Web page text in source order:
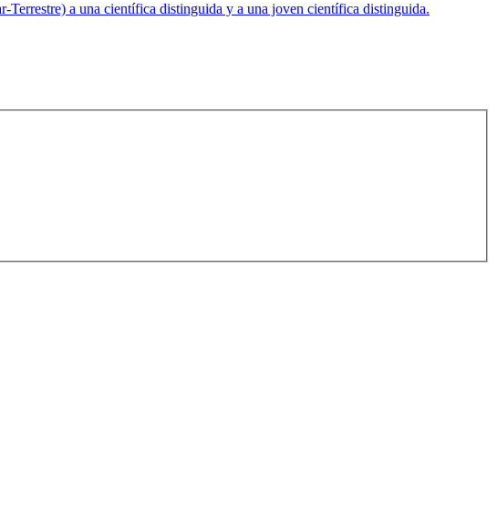
a una científica distinguida y a una joven científica distinguida.